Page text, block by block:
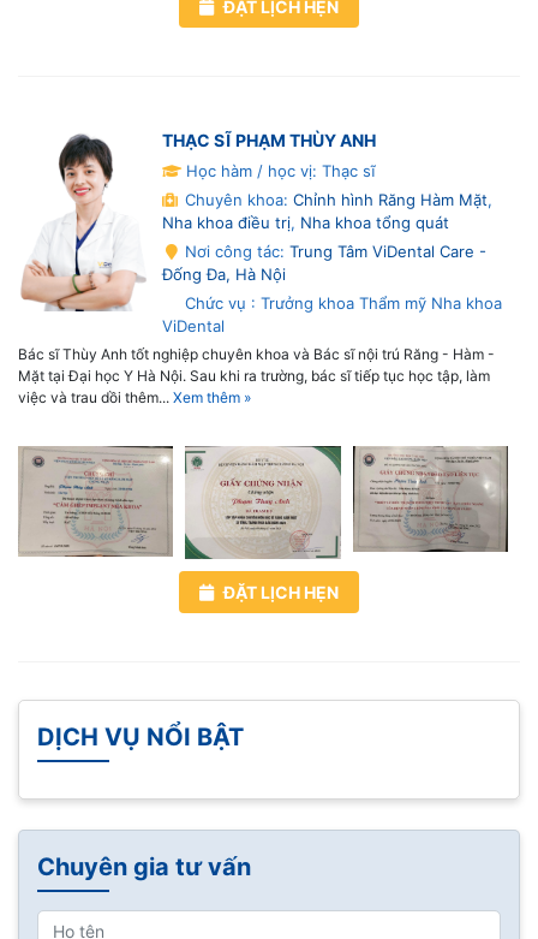
ĐẶT LỊCH HẸN
THẠC SĨ PHẠM THÙY ANH
Học hàm / học vị: Thạc sĩ
Chuyên khoa: Chỉnh hình Răng Hàm Mặt,
Nha khoa điều trị, Nha khoa tổng quát
Nơi công tác: Trung Tâm ViDental Care -
Đống Đa, Hà Nội
Chức vụ : Trưởng khoa Thẩm mỹ Nha khoa
ViDental
Bác sĩ Thùy Anh tốt nghiệp chuyên khoa và Bác sĩ nội trú Răng - Hàm -
Mặt tại Đại học Y Hà Nội. Sau khi ra trường, bác sĩ tiếp tục học tập, làm
việc và trau dồi thêm... Xem thêm »
ĐẶT LỊCH HẸN
DỊCH VỤ NỔI BẬT
Chuyên gia tư vấn